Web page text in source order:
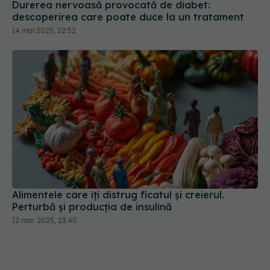
Alimentele care îți distrug ficatul și creierul.
Perturbă și producția de insulină
12 mar 2025, 23:40